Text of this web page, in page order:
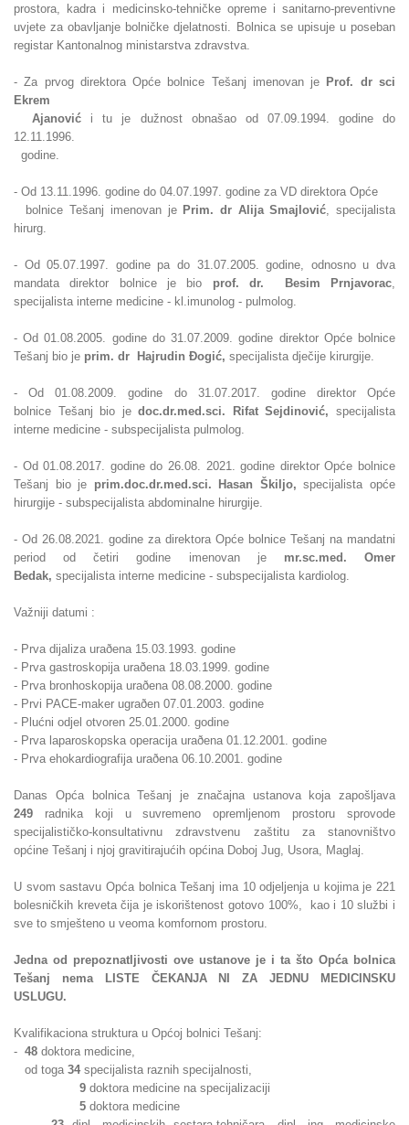
prostora, kadra i medicinsko-tehničke opreme i sanitarno-preventivne
uvjete za obavljanje bolničke djelatnosti. Bolnica se upisuje u poseban
registar Kantonalnog ministarstva zdravstva.
- Za prvog direktora Opće bolnice Tešanj imenovan je Prof. dr sci
Ekrem
Ajanović i tu je dužnost obnašao od 07.09.1994. godine do
12.11.1996.
godine.
- Od 13.11.1996. godine do 04.07.1997. godine za VD direktora Opće
bolnice Tešanj imenovan je Prim. dr Alija Smajlović, specijalista
hirurg.
- Od 05.07.1997. godine pa do 31.07.2005. godine, odnosno u dva
mandatadirektor bolnice je bio prof. dr. Besim Prnjavorac,
specijalista interne medicine - kl.imunolog - pulmolog.
- Od 01.08.2005. godine do 31.07.2009. godine direktor Opće bolnice
Tešanj bio je prim. dr Hajrudin Ðogić, specijalista dječije kirurgije.
- Od01.08.2009. godine do 31.07.2017. godine direktor Opće
bolnice Tešanj bio jedoc.dr.med.sci. Rifat Sejdinović,specijalista
interne medicine - subspecijalista pulmolog.
- Od 01.08.2017. godine do 26.08. 2021. godine direktor Opće bolnice
Tešanj bioje prim.doc.dr.med.sci. Hasan Škiljo,specijalista opće
hirurgije - subspecijalista abdominalne hirurgije.
- Od 26.08.2021. godine za direktora Opće bolnice Tešanj na mandatni
period od četiri godine imenovan je mr.sc.med. Omer
Bedak, specijalista interne medicine - subspecijalista kardiolog.
Važniji datumi :
- Prva dijaliza uraðena 15.03.1993. godine
- Prva gastroskopija uraðena 18.03.1999. godine
- Prva bronhoskopija uraðena 08.08.2000. godine
- Prvi PACE-maker ugraðen 07.01.2003. godine
- Plućni odjel otvoren 25.01.2000. godine
- Prva laparoskopska operacija uraðena 01.12.2001. godine
- Prva ehokardiografija uraðena 06.10.2001. godine
Danas Opća bolnica Tešanj je značajna ustanova koja zapošljava
249 radnika koji u suvremeno opremljenom prostoru sprovode
specijalističko-konsultativnu zdravstvenu zaštitu za stanovništvo
općine Tešanj i njoj gravitirajućih općina Doboj Jug, Usora, Maglaj.
U svom sastavu Opća bolnica Tešanj ima 10 odjeljenja u kojima je 221
bolesničkih kreveta čija je iskorištenost gotovo 100%, kao i 10 službi i
sve to smješteno u veoma komfornom prostoru.
Jedna od prepoznatljivosti ove ustanove je i ta što Opća bolnica
Tešanj nema LISTE ČEKANJA NI ZA JEDNU MEDICINSKU
USLUGU.
Kvalifikaciona struktura u Općoj bolnici Tešanj:
- 48 doktora medicine,
od toga 34 specijalista raznih specijalnosti,
9 doktora medicine na specijalizaciji
5 doktora medicine